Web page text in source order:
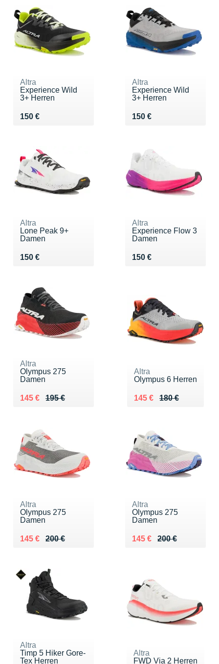
Altra
Experience Wild
3+ Herren
150 €
Vendu 150 €
Altra
Experience Wild
3+ Herren
150 €
Vendu 150 €
Altra
Lone Peak 9+
Damen
150 €
Vendu 150 €
Altra
Experience Flow 3
Damen
150 €
Vendu 150 €
Altra
Olympus 275
Damen
195 €
Au lieu de 195 €
145 €
Vendu 145 €
Altra
Olympus 6 Herren
180 €
Au lieu de 180 €
145 €
Vendu 145 €
Altra
Olympus 275
Damen
200 €
Au lieu de 200 €
145 €
Vendu 145 €
Altra
Olympus 275
Damen
200 €
Au lieu de 200 €
145 €
Vendu 145 €
Altra
Timp 5 Hiker Gore-
Tex Herren
Altra
FWD Via 2 Herren